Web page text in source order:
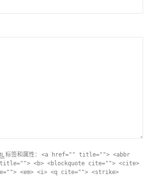
标签和属性： <a href="" title=""> <abbr
<b> <blockquote cite=""> <cite>
<em> <i> <q cite=""> <strike>